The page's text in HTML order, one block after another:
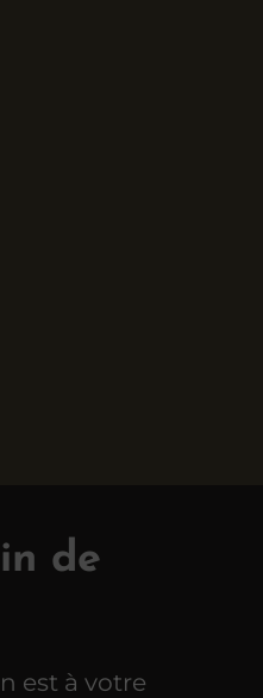
de
est à votre